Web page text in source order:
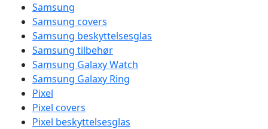
Samsung
Samsung covers
Samsung beskyttelsesglas
Samsung tilbehør
Samsung Galaxy Watch
Samsung Galaxy Ring
Pixel
Pixel covers
Pixel beskyttelsesglas